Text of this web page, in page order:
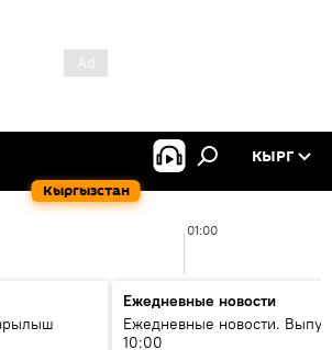
Кыргызстан
КЫРГ
01:00
Ежедневные новости
Ежедневные новости.
10:00